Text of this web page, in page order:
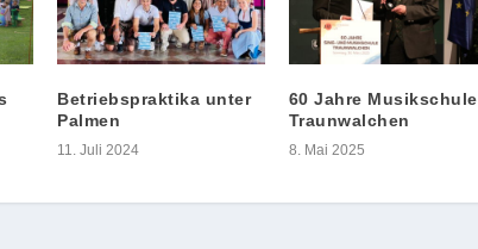
Betriebspraktika unter
Palmen
11. Juli 2024
60 Jahre Musikschule
Traunwalchen
8. Mai 2025